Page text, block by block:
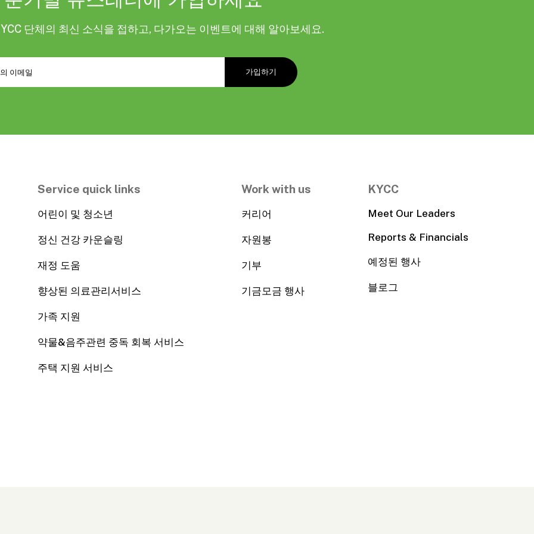
단체의 최신 소식을 접하고, 다가오는 이벤트에 대해 알아보세요.
Service quick links
어린이 및 청소년
정신 건강 카운슬링
재정 도움
향상된 의료관리서비스
가족 지원
약물&음주관련 중독 회복 서비스
주택 지원 서비스
Work with us
커리어
자원봉
기부
기금모금 행사
KYCC
Meet Our Leaders
Reports & Financials
예정된 행사
블로그